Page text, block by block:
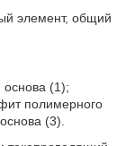
элемент, общий
основа (1);
полимерного
(3).